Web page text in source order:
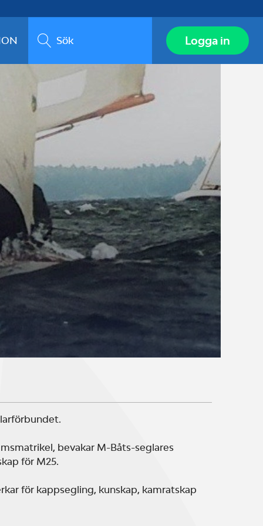
Sök Logga in
bevakar M-Båts-seglares
för M25.
för kappsegling, kunskap, kamratskap